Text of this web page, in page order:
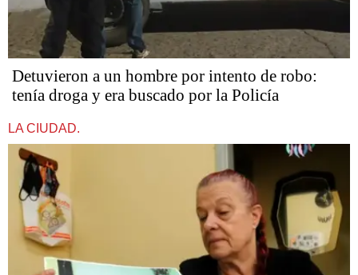
Detuvieron a un hombre por intento de robo:
tenía droga y era buscado por la Policía
LA CIUDAD.